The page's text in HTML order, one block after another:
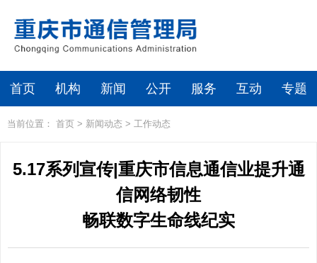
首页 机构 新闻 公开 服务 互动 专题
当前位置： 首页 > 新闻动态 > 工作动态
5.17系列宣传|重庆市信息通信业提升通
信网络韧性
畅联数字生命线纪实